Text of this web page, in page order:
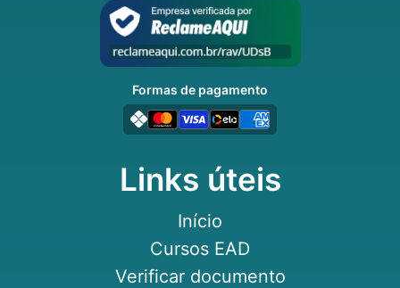
Links úteis
Início
Cursos EAD
Verificar documento
Formas de pagamento